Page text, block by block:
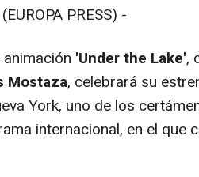
PRESS) -
'Under the Lake',
Mostaza, celebrará su
York, uno de los
internacional, en el que